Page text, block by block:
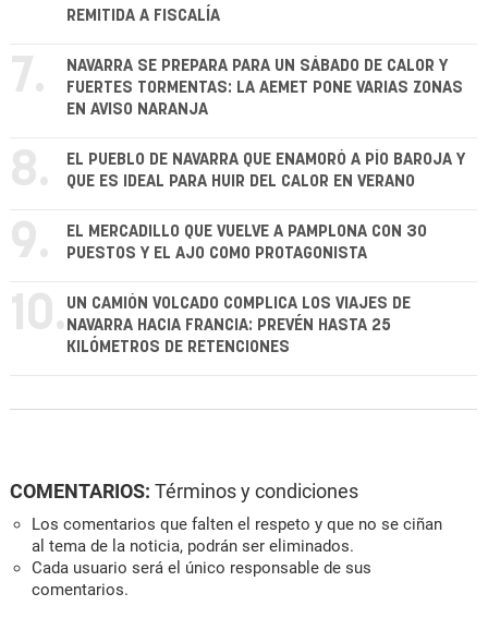
REMITIDA A FISCALÍA
7.
NAVARRA SE PREPARA PARA UN SÁBADO DE CALOR Y
FUERTES TORMENTAS: LA AEMET PONE VARIAS ZONAS
EN AVISO NARANJA
8.
EL PUEBLO DE NAVARRA QUE ENAMORÓ A PÍO BAROJA Y
QUE ES IDEAL PARA HUIR DEL CALOR EN VERANO
9.
EL MERCADILLO QUE VUELVE A PAMPLONA CON 30
PUESTOS Y EL AJO COMO PROTAGONISTA
10. UN CAMIÓN VOLCADO COMPLICA LOS VIAJES DE
NAVARRA HACIA FRANCIA: PREVÉN HASTA 25
KILÓMETROS DE RETENCIONES
COMENTARIOS: Términos y condiciones
Los comentarios que falten el respeto y que no se ciñan
al tema de la noticia, podrán ser eliminados.
Cada usuario será el único responsable de sus
comentarios.